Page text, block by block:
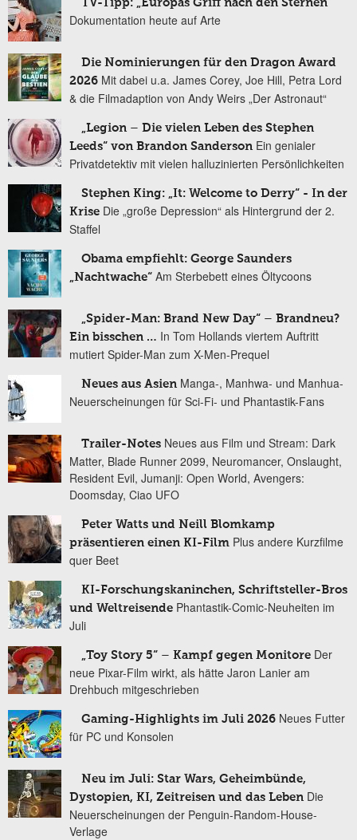
TV-Tipp: „Europas Griff nach den Sternen“
Dokumentation heute auf Arte
Die Nominierungen für den Dragon Award
2026 Mit dabei u.a. James Corey, Joe Hill, Petra Lord
& die Filmadaption von Andy Weirs „Der Astronaut“
„Legion – Die vielen Leben des Stephen
Leeds“ von Brandon Sanderson Ein genialer
Privatdetektiv mit vielen halluzinierten Persönlichkeiten
Stephen King: „It: Welcome to Derry“ - In der
Krise Die „große Depression“ als Hintergrund der 2.
Staffel
Obama empfiehlt: George Saunders
„Nachtwache“ Am Sterbebett eines Öltycoons
„Spider-Man: Brand New Day“ – Brandneu?
Ein bisschen … In Tom Hollands viertem Auftritt
mutiert Spider-Man zum X-Men-Prequel
Neues aus Asien Manga-, Manhwa- und Manhua-
Neuerscheinungen für Sci-Fi- und Phantastik-Fans
Trailer-Notes Neues aus Film und Stream: Dark
Matter, Blade Runner 2099, Neuromancer, Onslaught,
Resident Evil, Jumanji: Open World, Avengers:
Doomsday, Ciao UFO
Peter Watts und Neill Blomkamp
präsentieren einen KI-Film Plus andere Kurzfilme
quer Beet
KI-Forschungskaninchen, Schriftsteller-Bros
und Weltreisende Phantastik-Comic-Neuheiten im
Juli
„Toy Story 5“ – Kampf gegen Monitore Der
neue Pixar-Film wirkt, als hätte Jaron Lanier am
Drehbuch mitgeschrieben
Gaming-Highlights im Juli 2026 Neues Futter
für PC und Konsolen
Neu im Juli: Star Wars, Geheimbünde,
Dystopien, KI, Zeitreisen und das Leben Die
Neuerscheinungen der Penguin-Random-House-
Verlage